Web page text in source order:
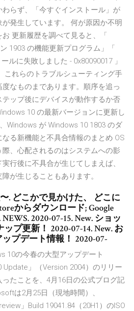
らず、「今すぐインストール」が
発生しています。 何が原因か不明
更新履歴を調べて見ると、「
1903 の機能更新プログラム」「
ルに失敗しました - 0x80090017 」
これらのトラブルシューティング手
なものまであります。順序を追っ
ップ後にデバイスが動作するか否
10 の最新バージョンに更新し
Windows が Windows 10 1803 のダ
る新機能と不具合情報のまとめ OS
、心配されるのはシステムへの影
行後に不具合が生じてしまえば、
が生じることもあります。
. どこかで見かけた、 どこに
からダウンロード; Google
2020-07-15. New. ショッ
プ更新！ 2020-07-14. New. お
プデート情報！ 2020-07-
10の今春の大型アップデート
Update」（Version 2004）のリリー
たことを、4月16日の公式ブログ記
は2月25日（現地時間）、
」Build 19041.84（20H1）のISO